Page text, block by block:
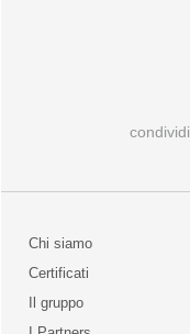
condividi
Chi siamo
qualità
Certificati
Il gruppo